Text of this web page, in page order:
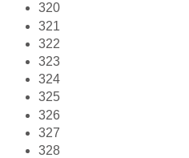
320
321
322
323
324
325
326
327
328